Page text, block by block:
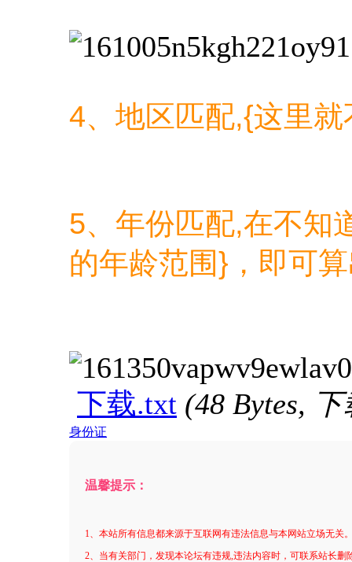
4、地区匹配,{这里
5、年份匹配,在不知
的年龄范围}，即可
下载.txt (48 Bytes,
身份证
温馨提示：
1、本站所有信息都来源于互联网有违法信息与本网站立场无关
2、当有关部门，发现本论坛有违规,违法内容时，可联系站长删